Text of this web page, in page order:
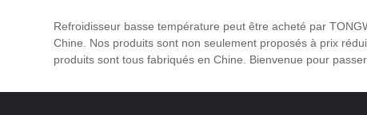
qualité, de notre qualité de vente,
de notre qualité de vente. Notre
ligne industrielle varie de 1/2
tonne à 50 tonnes dans des
de -35 °
Refroidisseur basse température peut être acheté par
Chine. Nos produits sont non seulement proposés à prix
produits sont tous fabriqués en Chine. Bienvenue pour